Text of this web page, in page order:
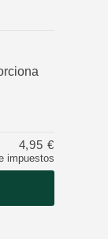
impuestos
4,95 €